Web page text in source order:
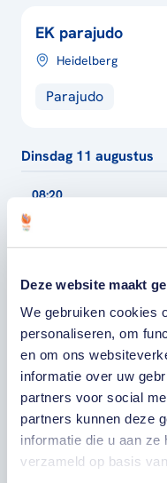
Deze website maakt
We gebruiken cookies
personaliseren, om
en om ons
informatie over uw
partners voor social
partners kunnen deze
informatie die u aan
verzameld op basis
EK parajudo
Heidelberg
Parajudo
Dinsdag 11 augustus
08:20
Aken
Paardensport
09:30
EK langebaan
Parijs